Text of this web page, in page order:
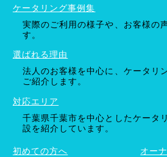
ケータリング事例集
実際のご利用の様子や、お客様の
す。
選ばれる理由
法人のお客様を中心に、ケータリ
ご紹介します。
対応エリア
千葉県千葉市を中心としたケータ
設を紹介しています。
初めての方へ
オー